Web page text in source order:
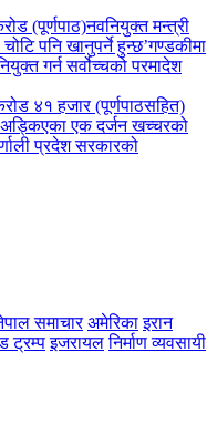
(पूर्णपाठ)नवनियुक्त मन्त्री
पनि खानुपर्ने हुन्छ’गण्डकीमा
गर्न सर्वोच्चको परमादेश
४१ हजार (पूर्णपाठसहित)
अड्किएका एक दर्जन खच्चरको
प्रदेश सरकारको
समाचार अमेरिका इरान
ट्रम्प इजरायल निर्माण व्यवसायी